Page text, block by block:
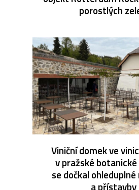
porostlých
Viniční domek ve
v pražské
se dočkal
a přístavby